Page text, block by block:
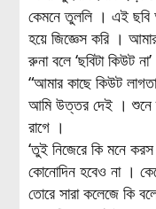
কেমনে তুললি । এই ছবি
হয়ে জিজ্ঞেস করি ।
রুনা বলে ‘ছবিটা কিউট
“আমার কাছে কিউট
আমি উত্তর দেই । শুনে
রাগে ।
‘তুই নিজেরে কি মনে
কোনোদিন হবেও না ।
তোরে সারা কলেজে কি